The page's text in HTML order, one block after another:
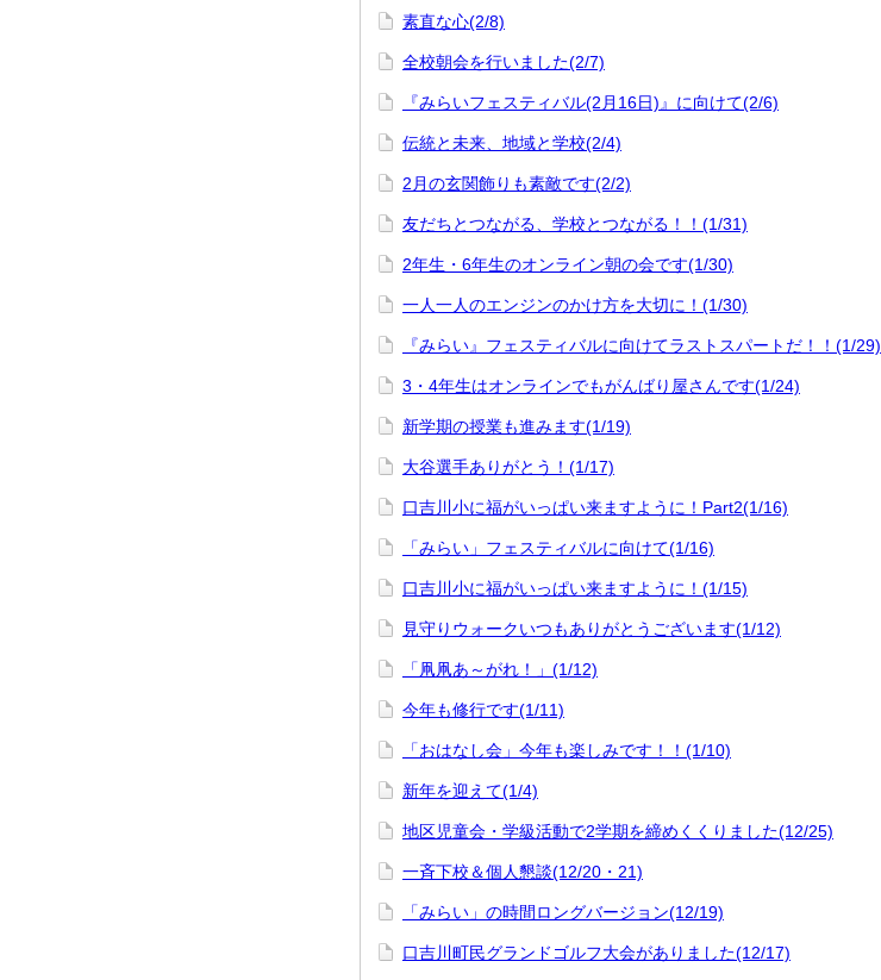
素直な心(2/8)
全校朝会を行いました(2/7)
『みらいフェスティバル(2月16日)』に向けて(2/6)
伝統と未来、地域と学校(2/4)
2月の玄関飾りも素敵です(2/2)
友だちとつながる、学校とつながる！！(1/31)
2年生・6年生のオンライン朝の会です(1/30)
一人一人のエンジンのかけ方を大切に！(1/30)
『みらい』フェスティバルに向けてラストスパートだ！！(1/29)
3・4年生はオンラインでもがんばり屋さんです(1/24)
新学期の授業も進みます(1/19)
大谷選手ありがとう！(1/17)
口吉川小に福がいっぱい来ますように！Part2(1/16)
「みらい」フェスティバルに向けて(1/16)
口吉川小に福がいっぱい来ますように！(1/15)
見守りウォークいつもありがとうございます(1/12)
「凧凧あ～がれ！」(1/12)
今年も修行です(1/11)
「おはなし会」今年も楽しみです！！(1/10)
新年を迎えて(1/4)
地区児童会・学級活動で2学期を締めくくりました(12/25)
一斉下校＆個人懇談(12/20・21)
「みらい」の時間ロングバージョン(12/19)
口吉川町民グランドゴルフ大会がありました(12/17)